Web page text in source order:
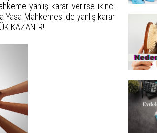
yanlış karar verirse ikinci
Yasa Mahkemesi de yanlış karar
KAZANIR!